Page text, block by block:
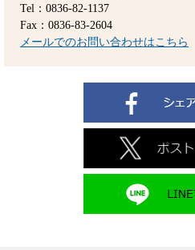
Tel：0836-82-1137
Fax：0836-83-2604
メールでのお問い合わせはこちら